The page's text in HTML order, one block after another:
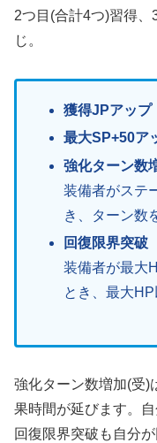
2つ目(合計4つ)習得
じ。
獲得JPアップ
最大SP+50ア
強化ターン数
装備者がステ
き、ターン数
回復限界突破
装備者が最大
とき、最大HP
強化ターン数増加(受)
果時間が延びます。
回復限界突破も自分